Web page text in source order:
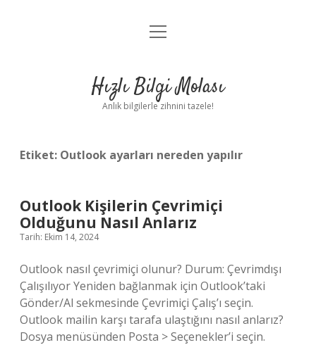
Anasayfa
Yasal Uyarı
menüyü
Hızlı Bilgi Molası
Anlık bilgilerle zihnini tazele!
Etiket: Outlook ayarları nereden yapılır
Outlook Kişilerin Çevrimiçi
Olduğunu Nasıl Anlarız
Tarih: Ekim 14, 2024
Outlook nasıl çevrimiçi olunur? Durum: Çevrimdışı
Çalışılıyor Yeniden bağlanmak için Outlook’taki
Gönder/Al sekmesinde Çevrimiçi Çalış’ı seçin.
Outlook mailin karşı tarafa ulaştığını nasıl anlarız?
Dosya menüsünden Posta > Seçenekler’i seçin.